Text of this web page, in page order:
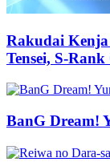
Rakudai
Tensei, S-
BanG Dream!